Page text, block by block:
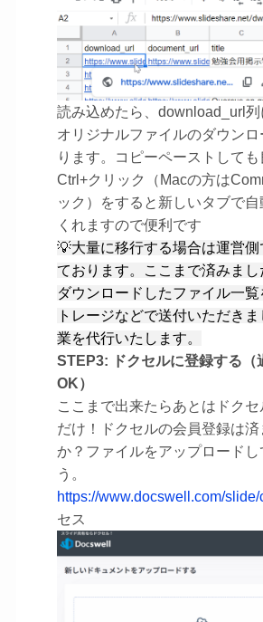
読み込めたら、download_url
オリジナルファイルのダウン
ります。コピーペーストしても
Ctrl+クリック（Macの方は
ック）をすると新しいタブで自
くれますので便利です
💡大量に移行する場合は運営側
ております。ここまで済みまし
ダウンロードしたファイル一覧
トレージなどで送付いただき
業を代行いたします。
STEP3: ドクセルに登録する（
OK）
ここまで出来たらあとはドクセ
だけ！ドクセルの会員登録は済
か？ファイルをアップロードし
う。
https://www.docswell.com/slide/
セス